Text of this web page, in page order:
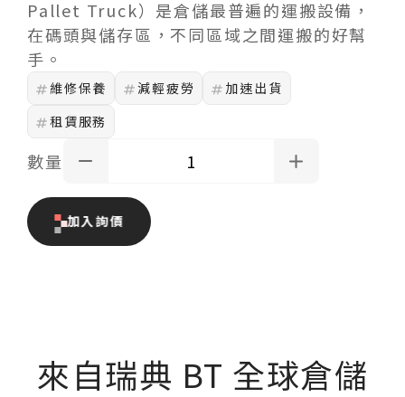
Pallet Truck）是倉儲最普遍的運搬設備，
在碼頭與儲存區，不同區域之間運搬的好幫
手。
維修保養 減輕疲勞
加速出貨
租賃服務
數量
加入詢價
來自瑞典 BT 全球倉儲